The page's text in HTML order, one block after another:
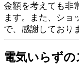
金額を考えても非
ます。また、ショ
で、感謝しており
電気いらず